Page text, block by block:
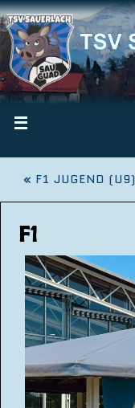
« F1 JUGEND (U9)
F1